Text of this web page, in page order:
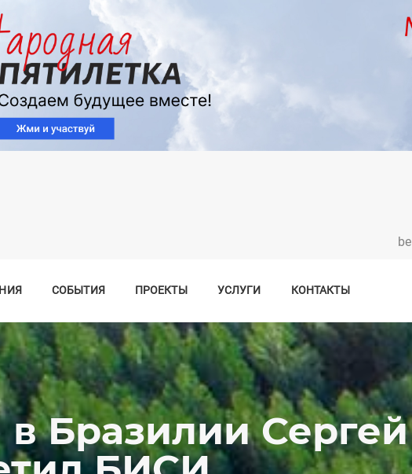
к
основному
содержанию
be
СОБЫТИЯ ПРОЕКТЫ УСЛУГИ КОНТАКТЫ
Бразилии Сергей